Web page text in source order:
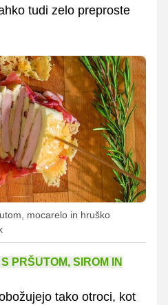
tudi zelo preproste
mocarelo in hruško
PRŠUTOM, SIROM IN
tako otroci, kot